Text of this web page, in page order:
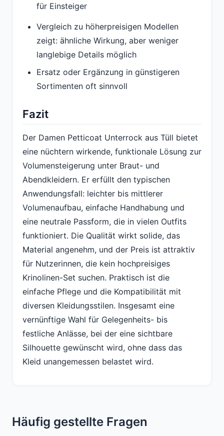
für Einsteiger
Vergleich zu höherpreisigen Modellen
zeigt: ähnliche Wirkung, aber weniger
langlebige Details möglich
Ersatz oder Ergänzung in günstigeren
Sortimenten oft sinnvoll
Fazit
Der Damen Petticoat Unterrock aus Tüll bietet
eine nüchtern wirkende, funktionale Lösung zur
Volumensteigerung unter Braut- und
Abendkleidern. Er erfüllt den typischen
Anwendungsfall: leichter bis mittlerer
Volumenaufbau, einfache Handhabung und
eine neutrale Passform, die in vielen Outfits
funktioniert. Die Qualität wirkt solide, das
Material angenehm, und der Preis ist attraktiv
für Nutzerinnen, die kein hochpreisiges
Krinolinen-Set suchen. Praktisch ist die
einfache Pflege und die Kompatibilität mit
diversen Kleidungsstilen. Insgesamt eine
vernünftige Wahl für Gelegenheits- bis
festliche Anlässe, bei der eine sichtbare
Silhouette gewünscht wird, ohne dass das
Kleid unangemessen belastet wird.
Häufig gestellte Fragen